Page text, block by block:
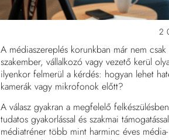
A médiaszereplés korunkban már nem
szakember, vállalkozó vagy vezető kerül
ilyenkor felmerül a kérdés: hogyan lehet
kamerák vagy mikrofonok előtt?
A válasz gyakran a megfelelő
tudatos gyakorlással és szakmai
médiatréner több mint harminc éves